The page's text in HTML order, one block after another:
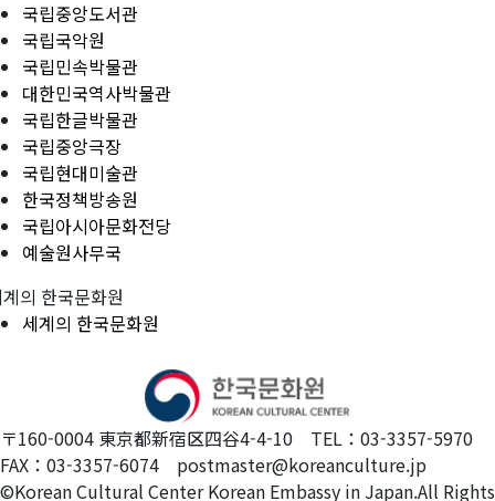
국립중앙도서관
국립국악원
국립민속박물관
대한민국역사박물관
국립한글박물관
국립중앙극장
국립현대미술관
한국정책방송원
국립아시아문화전당
예술원사무국
의 한국문화원
세계의 한국문화원
〒160-0004 東京都新宿区四谷4-4-10 TEL：03-3357-5970
FAX：03-3357-6074 postmaster@koreanculture.jp
©Korean Cultural Center Korean Embassy in Japan.All Rights